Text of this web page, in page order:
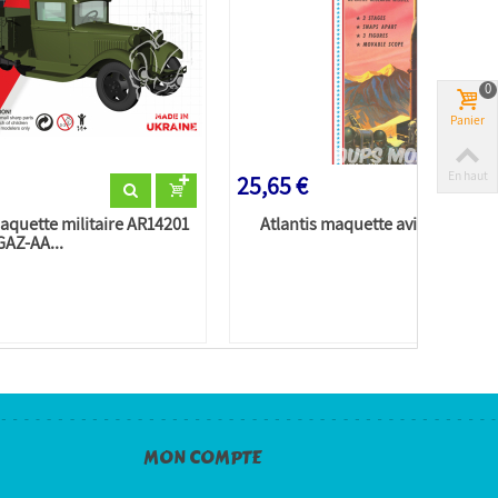
militaire AR14201
AA...
25,65 €
Atlantis maquette avion H1810
MON COMPTE
Panier
0
En haut